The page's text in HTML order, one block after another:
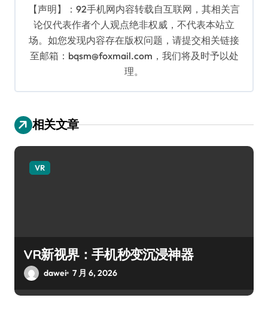
【声明】：92手机网内容转载自互联网，其相关言
论仅代表作者个人观点绝非权威，不代表本站立
场。如您发现内容存在版权问题，请提交相关链接
至邮箱：bqsm@foxmail.com，我们将及时予以处
理。
相关文章
VR
VR新视界：手机秒变沉浸神器
dawei 7 月 6, 2026